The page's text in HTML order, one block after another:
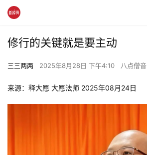
修行的关键就是要主动
三三两两 2025年8月28日 下午4:10 八点僧音
来源：释大愿 大愿法师 2025年08月24日